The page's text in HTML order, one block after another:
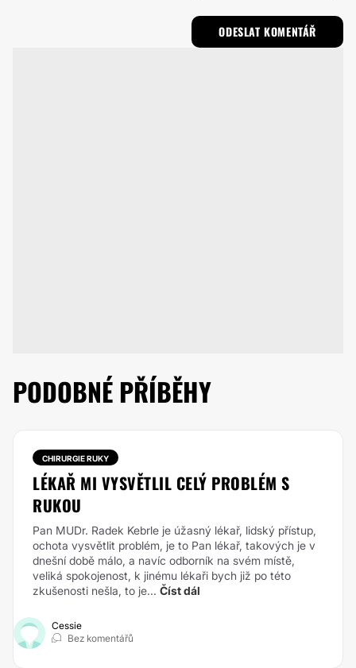
PODOBNÉ PŘÍBĚHY
CHIRURGIE RUKY
LÉKAŘ MI VYSVĚTLIL CELÝ PROBLÉM S
RUKOU
Pan MUDr. Radek Kebrle je úžasný lékař, lidský přístup,
ochota vysvětlit problém, je to Pan lékař, takových je v
dnešní době málo, a navíc odborník na svém místě,
veliká spokojenost, k jinému lékaři bych již po této
zkušenosti nešla, to je... Číst dál
Cessie
Bez komentářů